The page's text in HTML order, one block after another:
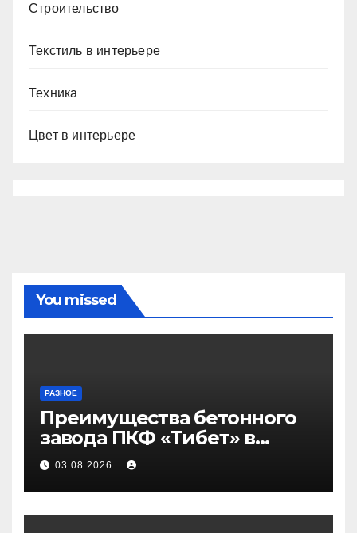
Строительство
Текстиль в интерьере
Техника
Цвет в интерьере
You missed
РАЗНОЕ
Преимущества бетонного
завода ПКФ «Тибет» в
Волгограде и Волжском
03.08.2026